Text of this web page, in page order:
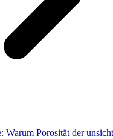
Warum Porosität der